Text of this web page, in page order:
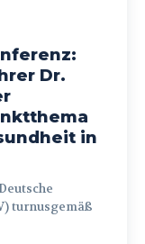
Dr.
in
turnusgemäß